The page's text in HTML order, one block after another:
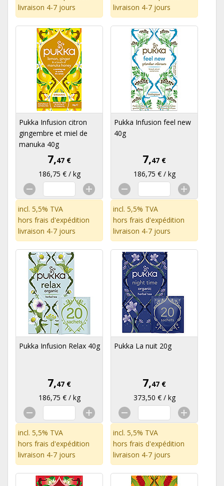
livraison 4-7 jours
livraison 4-7 jours
Pukka Infusion citron
gingembre et miel de
manuka 40g
7,47 €
186,75 € / kg
incl. 5,5% TVA
hors frais d'expédition
livraison 4-7 jours
Pukka Infusion feel new
40g
7,47 €
186,75 € / kg
incl. 5,5% TVA
hors frais d'expédition
livraison 4-7 jours
Pukka Infusion Relax 40g
7,47 €
186,75 € / kg
incl. 5,5% TVA
hors frais d'expédition
livraison 4-7 jours
Pukka La nuit 20g
7,47 €
373,50 € / kg
incl. 5,5% TVA
hors frais d'expédition
livraison 4-7 jours